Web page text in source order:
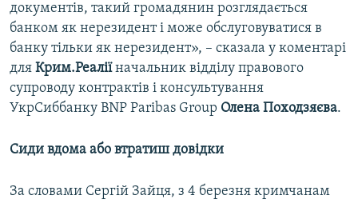
документів, такий громадянин розглядається
банком як нерезидент і може обслуговуватися в
банку тільки як нерезидент», – сказала у коментарі
для Крим.Реаліїначальник відділу правового
супроводу контрактів і консультування
УкрСиббанку BNP Paribas Group Олена Походзяєва.
Сиди вдома або втратиш довідки
За словами Сергій Зайця, з 4 березня кримчанам